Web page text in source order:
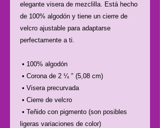
elegante visera de mezclilla. Está hecho
de 100% algodón y tiene un cierre de
velcro ajustable para adaptarse
perfectamente a ti.
• 100% algodón
• Corona de 2 ¼ ″ (5,08 cm)
• Visera precurvada
• Cierre de velcro
ligeras variaciones de color)